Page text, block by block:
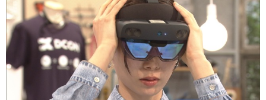
ショッピング その他